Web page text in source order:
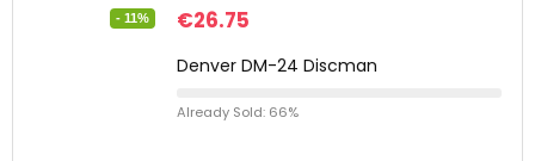
- 11% €26.75
Denver DM-24 Discman
Already Sold: 66%